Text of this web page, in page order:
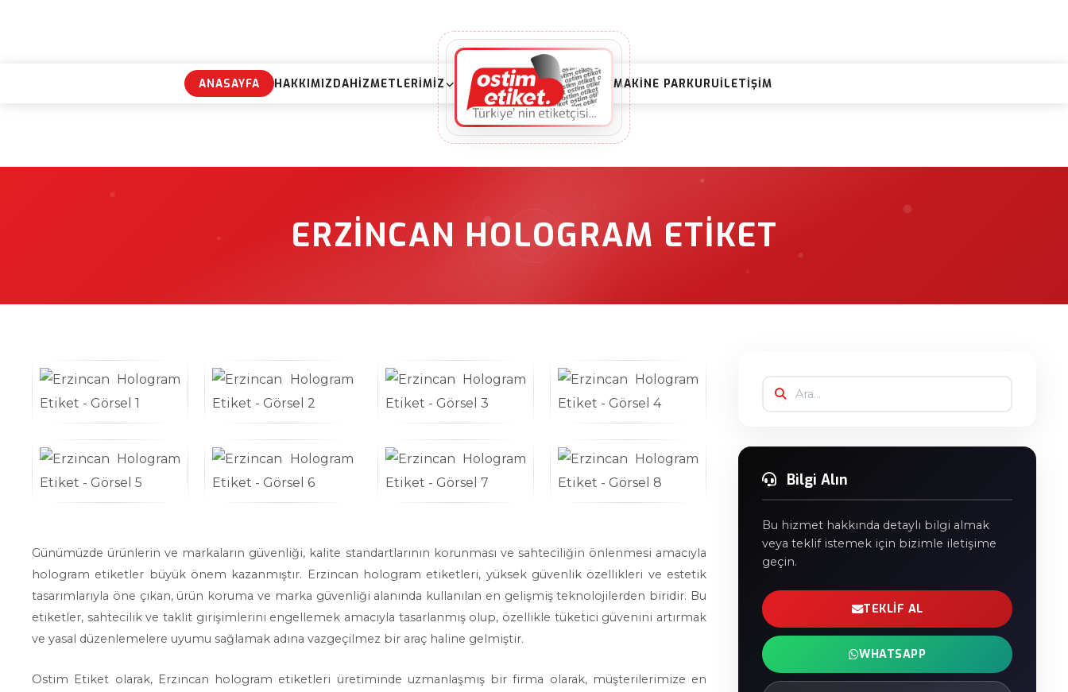
ANASAYFA HAKKIMIZDAHIZMETLERIMIZ MAKINE PARKURUİLETIŞIM
ERZINCAN HOLOGRAM ETIKET
Günümüzde ürünlerin ve markaların güvenliği, kalite standartlarının korunması ve sahteciliğin önlenmesi amacıyla
hologram etiketler büyük önem kazanmıştır. Erzincan hologram etiketleri, yüksek güvenlik özellikleri ve estetik
tasarımlarıyla öne çıkan, ürün koruma ve marka güvenliği alanında kullanılan en gelişmiş teknolojilerden biridir. Bu
etiketler, sahtecilik ve taklit girişimlerini engellemek amacıyla tasarlanmış olup, özellikle tüketici güvenini artırmak
ve yasal düzenlemelere uyumu sağlamak adına vazgeçilmez bir araç haline gelmiştir.
Ostim Etiket olarak, Erzincan hologram etiketleri üretiminde uzmanlaşmış bir firma olarak, müşterilerimize en
Bilgi Alın
Bu hizmet hakkında detaylı bilgi almak
veya teklif istemek için bizimle iletişime
geçin.
TEKLIF AL
WHATSAPP